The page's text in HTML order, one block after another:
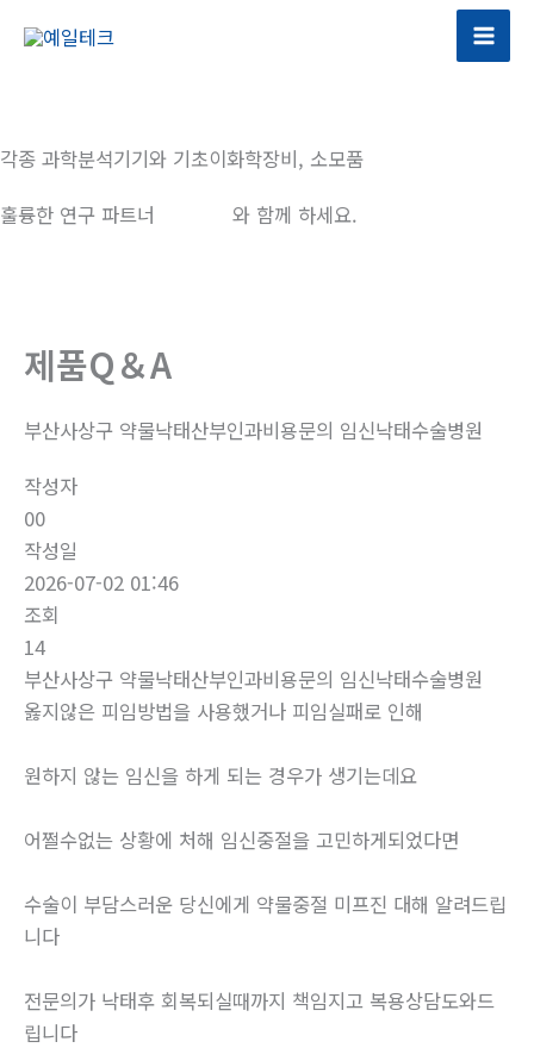
건
너
뛰
각종 과학분석기기와 기초이화학장비, 소모품
훌륭한 연구 파트너
와 함께 하세요.
제품Q＆A
부산사상구 약물낙태산부인과비용문의 임신낙­태수술병원
작성자
00
작성일
2026-07-02 01:46
조회
14
부산사상구 약물낙태산부인과비용문의 임신낙­태수술병원
옳지않은 피임방법을 사용했거나 피임실패로 인해
원하지 않는 임신을 하게 되는 경우가 생기는데요
어쩔수없는 상황에 처해 임신중절을 고민하게되었다면
수술이 부담스러운 당신에게 약물중절 미프진 대해 알려드립
니다
전문의가 낙태후 회복되실때까지 책임지고 복용상담도와드
립니다